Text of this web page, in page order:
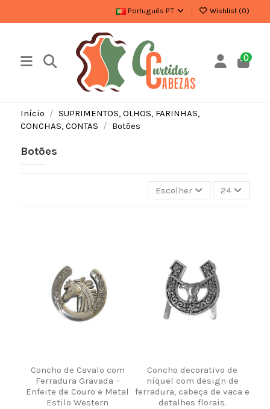
Português PT Wishlist (0)
0
Início
SUPRIMENTOS, OLHOS, FARINHAS,
CONCHAS, CONTAS
Botões
Botões
Escolher 24
Concho de Cavalo com
Ferradura Gravada –
Enfeite de Couro e Metal
Estilo Western
Concho decorativo de
níquel com design de
ferradura, cabeça de vaca e
detalhes florais.